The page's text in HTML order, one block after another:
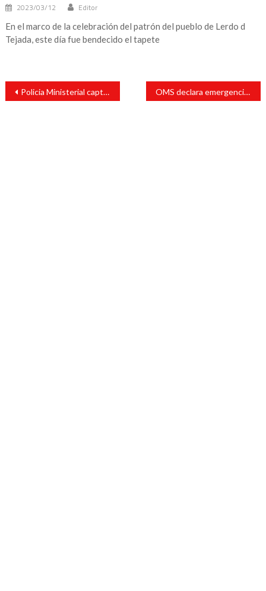
2023/03/12 Editor
En el marco de la celebración del patrón del pueblo de Lerdo d
Tejada, este día fue bendecido el tapete
Navegación
entradas
Policia Ministerial captura a sujeto con orden de reaprehensión OMS declara emergencia internacional por coronavirus